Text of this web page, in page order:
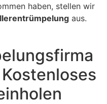
haben, stellen wir
aus.